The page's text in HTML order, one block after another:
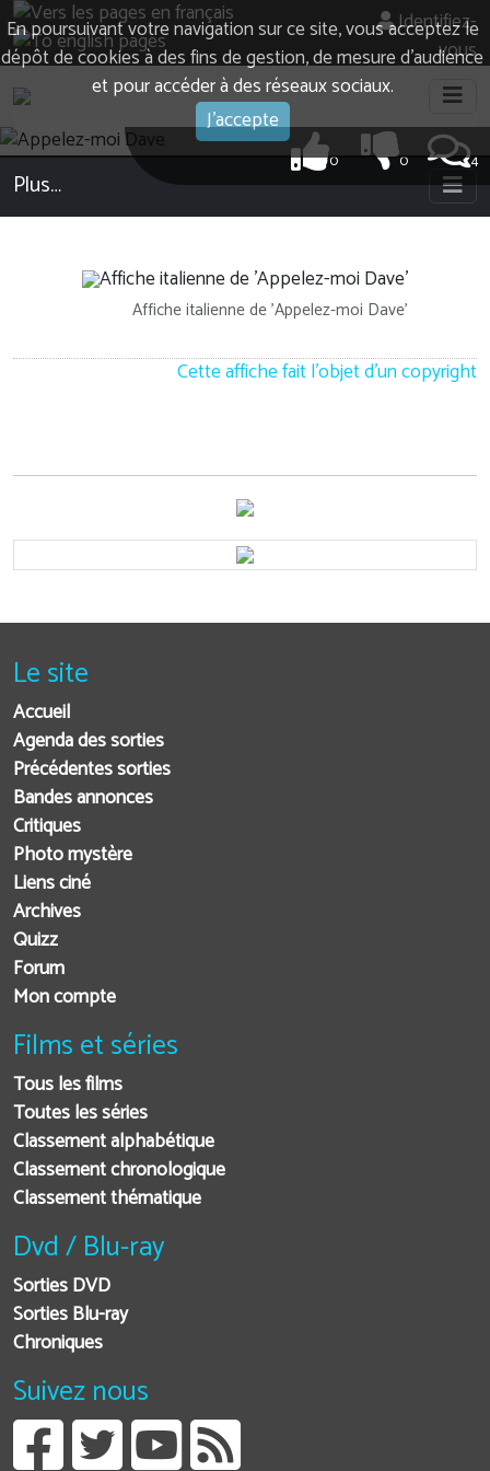
En poursuivant votre navigation sur ce site, vous acceptez le
dépôt de cookies à des fins de gestion, de mesure d’audience
et pour accéder à des réseaux sociaux.
J'accepte
Identifiez-
vous
4
0
0
Plus…
Affiche italienne de 'Appelez-moi Dave'
Cette affiche fait l'objet d'un copyright
Le site
Accueil
Agenda des sorties
Précédentes sorties
Bandes annonces
Critiques
Photo mystère
Liens ciné
Archives
Quizz
Forum
Mon compte
Films et séries
Tous les films
Toutes les séries
Classement alphabétique
Classement chronologique
Classement thématique
Dvd / Blu-ray
Sorties DVD
Sorties Blu-ray
Chroniques
Suivez nous